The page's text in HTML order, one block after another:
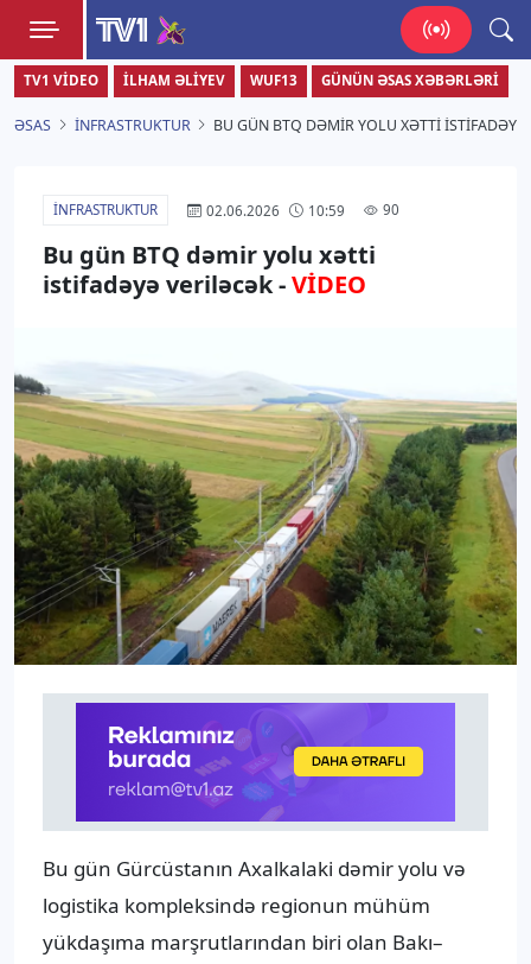
TV1
Zamanı bizimlə yaşa!
TV1 VIDEO İLHAM ƏLIYEV WUF13 GÜNÜN ƏSAS XƏBƏRLƏRI
ƏSAS İNFRASTRUKTUR BU GÜN BTQ DƏMIR YOLU XƏTTI
İNFRASTRUKTUR 02.06.2026 10:59 90
Bu gün BTQ dəmir yolu xətti
istifadəyə veriləcək -VİDEO
Bu gün Gürcüstanın Axalkalaki dəmir yolu və
logistika kompleksində regionun mühüm
yükdaşıma marşrutlarından biri olan Bakı–